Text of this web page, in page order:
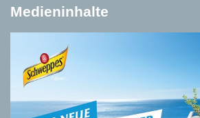
Medieninhalte